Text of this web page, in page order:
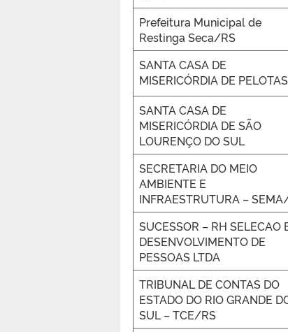
Prefeitura Municipal de
Restinga Seca/RS
SANTA CASA DE
MISERICÓRDIA DE PELOTAS
SANTA CASA DE
MISERICÓRDIA DE SÃO
LOURENÇO DO SUL
SECRETARIA DO MEIO
AMBIENTE E
INFRAESTRUTURA –
SUCESSOR – RH SELECAO
DESENVOLVIMENTO DE
PESSOAS LTDA
TRIBUNAL DE CONTAS DO
ESTADO DO RIO GRANDE
SUL – TCE/RS